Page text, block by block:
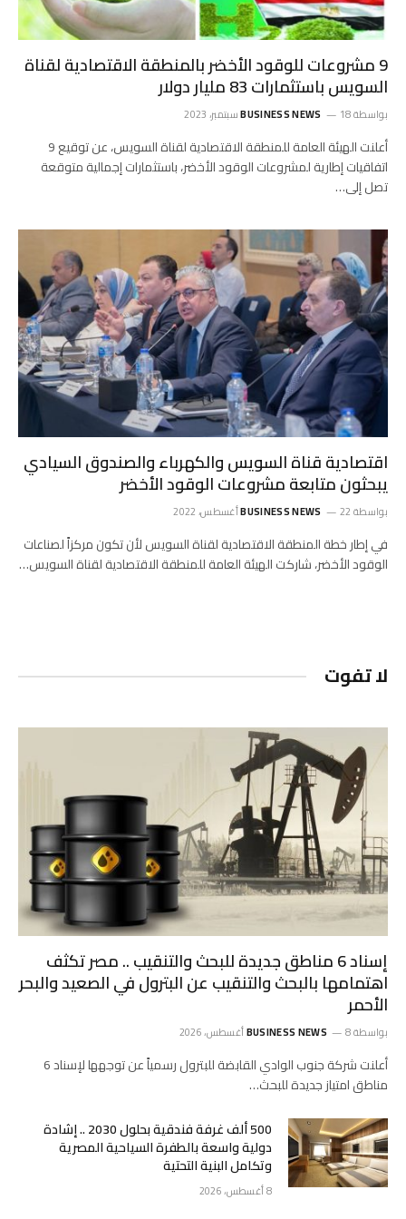
9 مشروعات للوقود الأخضر بالمنطقة الاقتصادية لقناة
السويس باستثمارات 83 مليار دولار
بواسطة BUSINESS NEWS 18 سبتمبر، 2023
أعلنت الهيئة العامة للمنطقة الاقتصادية لقناة السويس، عن توقيع 9
اتفاقيات إطارية لمشروعات الوقود الأخضر، باستثمارات إجمالية متوقعة
تصل إلى…
اقتصادية قناة السويس والكهرباء والصندوق السيادي
يبحثون متابعة مشروعات الوقود الأخضر
بواسطة BUSINESS NEWS 22 أغسطس، 2022
في إطار خطة المنطقة الاقتصادية لقناة السويس لأن تكون مركزاً لصناعات
الوقود الأخضر، شاركت الهيئة العامة للمنطقة الاقتصادية لقناة السويس…
لا تفوت
إسناد 6 مناطق جديدة للبحث والتنقيب .. مصر تكثف
اهتمامها بالبحث والتنقيب عن البترول في الصعيد والبحر
الأحمر
بواسطة BUSINESS NEWS 8 أغسطس، 2026
أعلنت شركة جنوب الوادي القابضة للبترول رسمياً عن توجهها لإسناد 6
مناطق امتياز جديدة للبحث…
500 ألف غرفة فندقية بحلول 2030 .. إشادة
دولية واسعة بالطفرة السياحية المصرية
وتكامل البنية التحتية
8 أغسطس، 2026